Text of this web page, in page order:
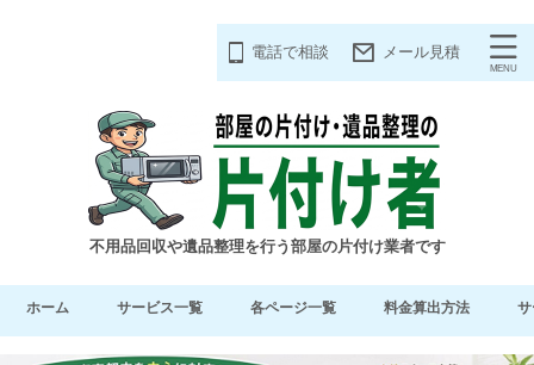
電話で相談 メール見積
不用品回収や遺品整理を行う部屋の片付け業者です
ホーム サービス一覧 各ページ一覧 料金算出方法